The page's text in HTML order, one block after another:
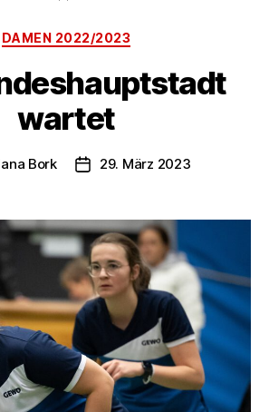
Kategorien
DAMEN 2022/2023
wartet
Bork Veröffentlichungsdatum
29. März 2023